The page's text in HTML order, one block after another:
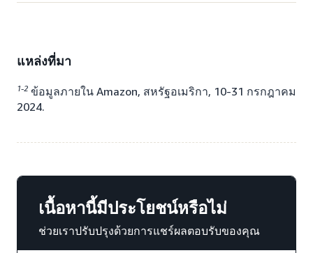
แหล่งที่มา
1-2 ข้อมูลภายใน Amazon, สหรัฐอเมริกา, 10-31 กรกฎาคม
2024.
เนื้อหานี้มีประโยชน์หรือไม่
ช่วยเราปรับปรุงด้วยการแชร์ผลตอบรับของคุณ